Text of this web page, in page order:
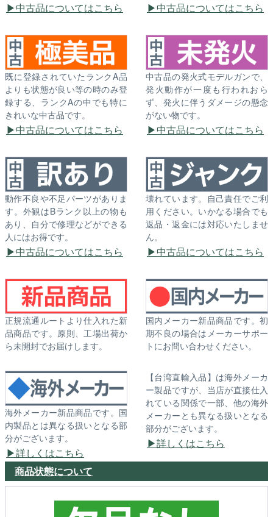
中古品についてはこちら 中古品についてはこちら
既に登録されていたランクA品
よりも状態が良い等の時のみ登
録する、ランクAの中でも特に
きれいな中古品です。
中古品についてはこちら
中古品の発火式モデルガンで、
発火動作が一度も行われおら
ず、発火に伴うダメージの懸念
がない物です。
中古品についてはこちら
動作不良や不足パーツがありま
す。外観はBランク以上の物も
あり、自分で修理などができる
人にはお得です。
中古品についてはこちら
壊れています。自己責任でご利
用ください。いかなる場合でも
返品・返金には対応いたしませ
ん。
中古品についてはこちら
正規流通ルートより仕入れた新
品商品です。原則、工場出荷か
ら未開封でお届けします。
国内メーカー新品商品です。初
期不良の場合はメーカーサポー
トにお問い合わせください。
海外メーカー新品商品です。国
内製品とは異なる扱いとなる部
分がございます。
詳しくはこちら
【台湾直輸入品】は海外メーカ
ー製品ですが、当店が直接仕入
れている関係で一部、他の海外
メーカーとも異なる扱いとなる
部分がございます。
詳しくはこちら
商品状態について